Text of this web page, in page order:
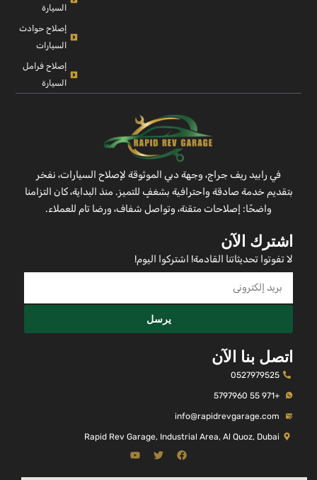
السيارة
إصلاح حوادث
السيارات
إصلاح فرامل
السيارة
في رابيد ريف جراج، وجهة دبي الموثوقة لإصلاح السيارات، نفخر
بتقديم خدمة صادقة واحترافية بشغفٍ للتميز. منذ البداية، كان التزامنا
واضحًا: إصلاحات متقنة، وتواصل شفاف، ورضا تام للعملاء.
اشترك الآن
لا تفوتوا تحديثاتنا القادمة! اشتركوا اليوم!
يرسل
اتصل بنا الآن
0527979525
+971 55 5797960
info@rapidrevgarage.com
Rapid Rev Garage, Industrial Area, Al Quoz, Dubai